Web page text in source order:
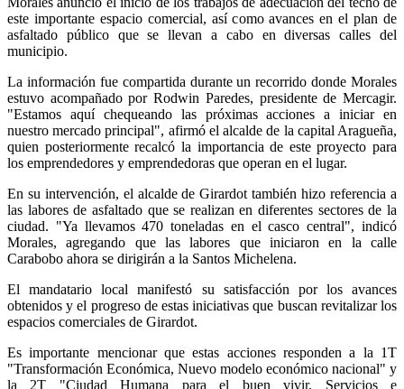
este importante espacio comercial, así como avances en el plan de
asfaltado público que se llevan a cabo en diversas calles del
municipio.
La información fue compartida durante un recorrido donde Morales
estuvo acompañado por Rodwin Paredes, presidente de Mercagir.
"Estamos aquí chequeando las próximas acciones a iniciar en
nuestro mercado principal", afirmó el alcalde de la capital Aragueña,
quien posteriormente recalcó la importancia de este proyecto para
los emprendedores y emprendedoras que operan en el lugar.
En su intervención, el alcalde de Girardot también hizo referencia a
las labores de asfaltado que se realizan en diferentes sectores de la
ciudad. "Ya llevamos 470 toneladas en el casco central", indicó
Morales, agregando que las labores que iniciaron en la calle
Carabobo ahora se dirigirán a la Santos Michelena.
El mandatario local manifestó su satisfacción por los avances
obtenidos y el progreso de estas iniciativas que buscan revitalizar los
espacios comerciales de Girardot.
Es importante mencionar que estas acciones responden a la 1T
"Transformación Económica, Nuevo modelo económico nacional" y
la 2T "Ciudad Humana para el buen vivir, Servicios e